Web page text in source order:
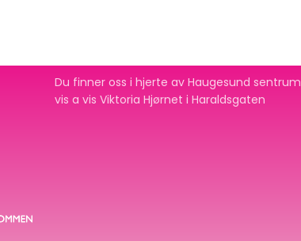
Du finner oss i hjerte av Haugesund sentrum
vis a vis Viktoria Hjørnet i Haraldsgaten